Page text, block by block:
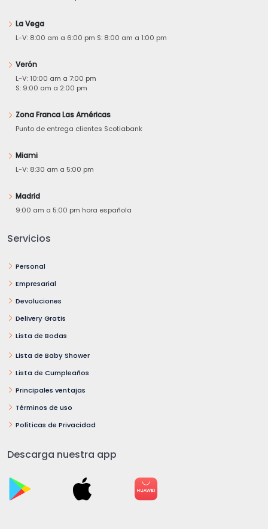
La Vega
L-V: 8:00 am a 6:00 pm S: 8:00 am a 1:00 pm
Verón
L-V: 10:00 am a 7:00 pm
S: 9:00 am a 2:00 pm
Zona Franca Las Américas
Punto de entrega clientes Scotiabank
Miami
L-V: 8:30 am a 5:00 pm
Madrid
9:00 am a 5:00 pm hora española
Servicios
Personal
Empresarial
Devoluciones
Delivery Gratis
Lista de Bodas
Lista de Baby Shower
Lista de Cumpleaños
Principales ventajas
Términos de uso
Políticas de Privacidad
Descarga nuestra app